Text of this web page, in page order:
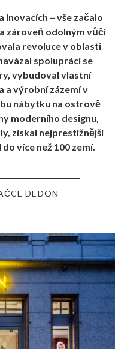
inovacích – vše začalo
zároveň odolným vůči
revoluce v oblasti
spolupráci se
vybudoval vlastní
a výrobní zázemí v
nábytku na ostrově
moderního designu,
získal nejprestižnější
více než 100 zemí.
DEDON